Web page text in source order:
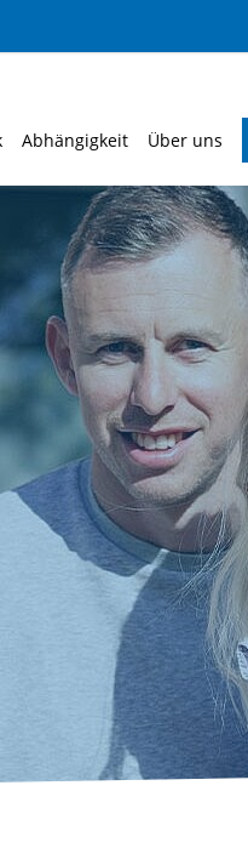
Abhängigkeit Über uns